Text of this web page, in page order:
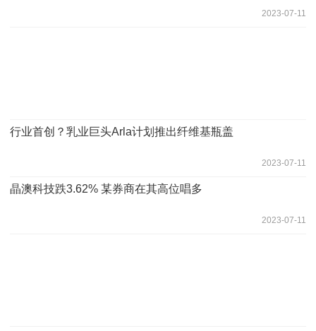
2023-07-11
行业首创？乳业巨头Arla计划推出纤维基瓶盖
2023-07-11
晶澳科技跌3.62% 某券商在其高位唱多
2023-07-11